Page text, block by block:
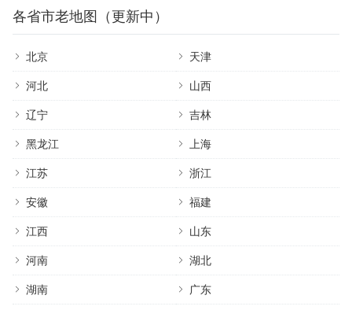
各省市老地图（更新中）
北京 天津
河北 山西
辽宁 吉林
黑龙江 上海
江苏 浙江
安徽 福建
江西 山东
河南 湖北
湖南 广东